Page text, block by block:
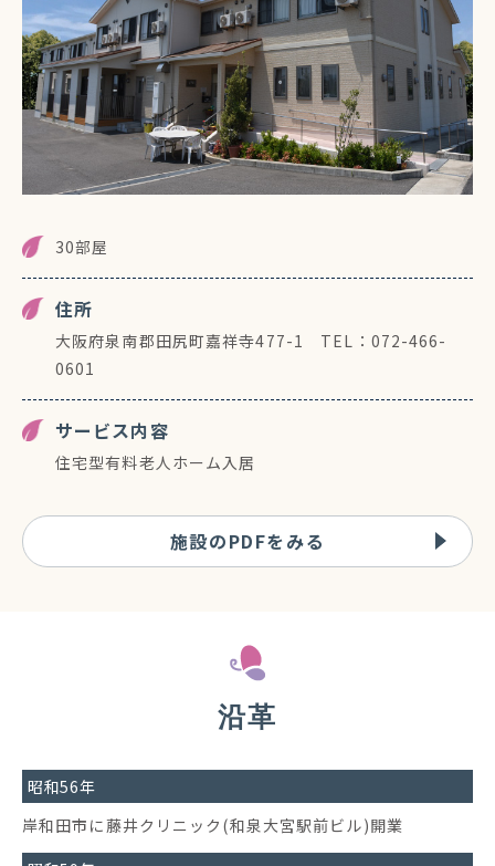
30部屋
住所
大阪府泉南郡田尻町嘉祥寺477-1 TEL：072-466-
0601
サービス内容
住宅型有料老人ホーム入居
施設のPDFをみる
沿革
昭和56年
岸和田市に藤井クリニック(和泉大宮駅前ビル)開業